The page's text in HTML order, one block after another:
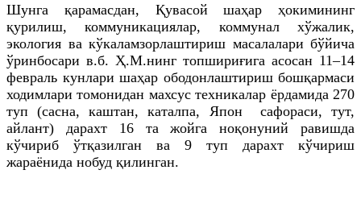
Шунга қарамасдан, Қувасой шаҳар ҳокимининг
қурилиш, коммуникациялар, коммунал хўжалик,
экология ва кўкаламзорлаштириш масалалари бўйича
ўринбосари в.б. Ҳ.М.нинг топшириғига асосан 11–14
февраль кунлари шаҳар ободонлаштириш бошқармаси
ходимлари томонидан махсус техникалар ёрдамида 270
туп (сасна, каштан, каталпа, Япон сафораси, тут,
айлант) дарахт 16 та жойга ноқонуний равишда
кўчириб ўтқазилган ва 9 туп дарахт кўчириш
жараёнида нобуд қилинган.